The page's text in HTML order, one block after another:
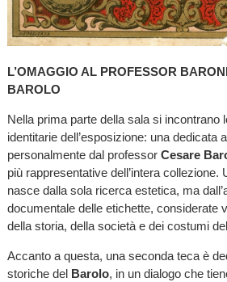
L’OMAGGIO AL PROFESSOR
BAROLO
Nella prima parte della sala si incontrano
identitarie dell’esposizione: una dedicata
personalmente dal professor Cesare
più rappresentative dell’intera collezione.
nasce dalla sola ricerca estetica, ma
documentale delle etichette, considerate
della storia, della società e dei costumi
Accanto a questa, una seconda teca è
storiche del Barolo, in un dialogo che